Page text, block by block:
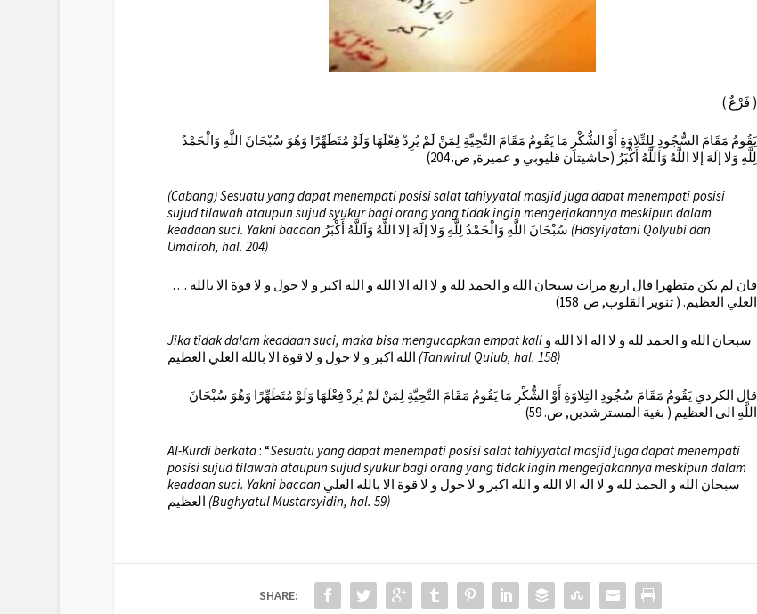
( فَرْعٌ )
يَقُومُ مَقَامَ السُّجُودِ لِلتِّلاوَةِ أَوْ الشُّكْرِ مَا يَقُومُ مَقَامَ التَّحِيَّةِ لِمَنْ لَمْ يُرِدْ فِعْلَهَا وَلَوْ مُتَطَهِّرًا وَهُوَ سُبْحَانَ اللَّهِ وَالْحَمْدُ
لِلَّهِ وَلا إلَهَ إلا اللَّهُ وَاَللَّهُ أَكْبَرُ (حاشيتان قليوبي و عميرة, ص. 204)
(Cabang) Sesuatu yang dapat menempati posisi salat tahiyyatal masjid juga dapat menempati posisi
sujud tilawah ataupun sujud syukur bagi orang yang tidak ingin mengerjakannya meskipun dalam
keadaan suci. Yakni bacaan
(Hasyiyatani Qolyubi dan
Umairoh, hal. 204)
…. فان لم يكن متطهرا قال اربع مرات سبحان الله و الحمد لله و لا اله الا الله و الله اكبر و لا حول و لا قوة الا بالله
العلي العظيم. ( تنوير القلوب, ص. 158)
Jika tidak dalam keadaan suci, maka bisa mengucapkan empat kaliسبحان الله و الحمد لله و لا اله الا الله و
(Tanwirul Qulub, hal. 158)
قال الكردي يَقُومُ مَقَامَ سُجُودِ التِلاوَةِ أَوْ الشُّكْرِ مَا يَقُومُ مَقَامَ التَّحِيَّةِ لِمَنْ لَمْ يُرِدْ فِعْلَهَا وَلَوْ مُتَطَهِّرًا وَهُوَ سُبْحَانَ
اللَّهِ الى العظيم ( بغية المسترشدين, ص. 59)
Al-Kurdi berkata: “Sesuatu yang dapat menempati posisi salat tahiyyatal masjid juga dapat menempati
posisi sujud tilawah ataupun sujud syukur bagi orang yang tidak ingin mengerjakannya meskipun dalam
keadaan suci. Yakni bacaan سبحان الله و الحمد لله و لا اله الا الله و الله اكبر و لا حول و لا قوة الا بالله العلي
(Bughyatul Mustarsyidin, hal. 59)
SHARE: